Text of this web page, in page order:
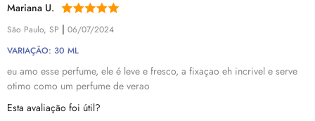
Mariana U.
São Paulo, SP | 06/07/2024
VARIAÇÃO: 30 ML
eu amo esse perfume, ele é leve e fresco, a fixaçao eh incrivel e serve
otimo como um perfume de verao
Esta avaliação foi útil?